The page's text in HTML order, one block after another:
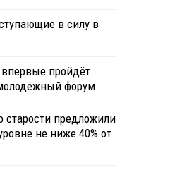
в силу в
пройдёт
форум
старости предложили
не ниже 40% от